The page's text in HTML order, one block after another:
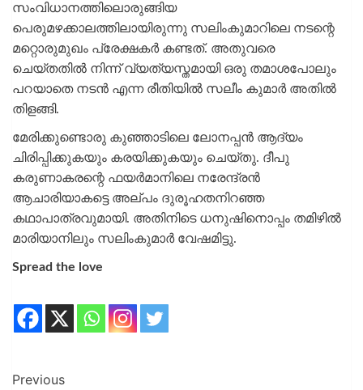
സംവിധാനത്തിലൊരുങ്ങിയ
പെരുമഴക്കാലത്തിലായിരുന്നു സലിംകുമാറിലെ നടന്റെ
മറ്റൊരുമുഖം പ്രേക്ഷകർ കണ്ടത്. അതുവരെ
ചെയ്തതിൽ നിന്ന് വ്യത്യസ്തമായി ഒരു തമാശപോലും
പറയാതെ നടൻ എന്ന രീതിയിൽ സലീം കുമാർ അതിൽ
തിളങ്ങി.
മേരിക്കുണ്ടൊരു കുഞ്ഞാടിലെ ലോനപ്പൻ ആദ്യം
ചിരിപ്പിക്കുകയും കരയിക്കുകയും ചെയ്തു. ദീപു
കരുണാകരന്റെ ഫയർമാനിലെ നരേന്ദ്രൻ
ആചാരിയാകട്ടെ അല്പം ദുരൂഹതനിറഞ്ഞ
കഥാപാത്രവുമായി. അതിനിടെ ധനുഷിനൊപ്പം തമിഴിൽ
മാരിയാനിലും സലിംകുമാർ വേഷമിട്ടു.
Spread the love
Previous